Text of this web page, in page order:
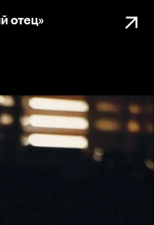
отец»